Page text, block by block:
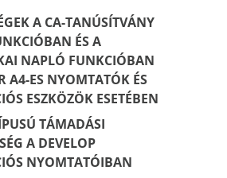
A CA-TANÚSÍTVÁNY
ÉS A
NAPLÓ FUNKCIÓBAN
A4-ES NYOMTATÓK ÉS
ESZKÖZÖK ESETÉBEN
TÁMADÁSI
A DEVELOP
NYOMTATÓIBAN